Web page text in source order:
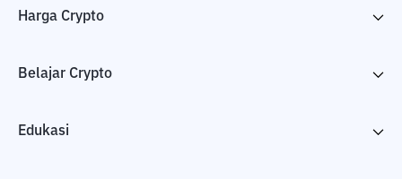
Harga Crypto
Belajar Crypto
Edukasi